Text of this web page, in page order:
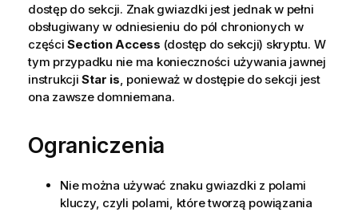
dostęp do sekcji. Znak gwiazdki jest jednak w pełni
obsługiwany w odniesieniu do pól chronionych w
częściSection Access (dostęp do sekcji) skryptu. W
tym przypadku nie ma konieczności używania jawnej
instrukcjiStar is , ponieważ w dostępie do sekcji jest
ona zawsze domniemana.
Ograniczenia
Nie można używać znaku gwiazdki z polami
kluczy, czyli polami, które tworzą powiązania